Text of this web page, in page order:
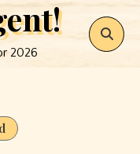
2026